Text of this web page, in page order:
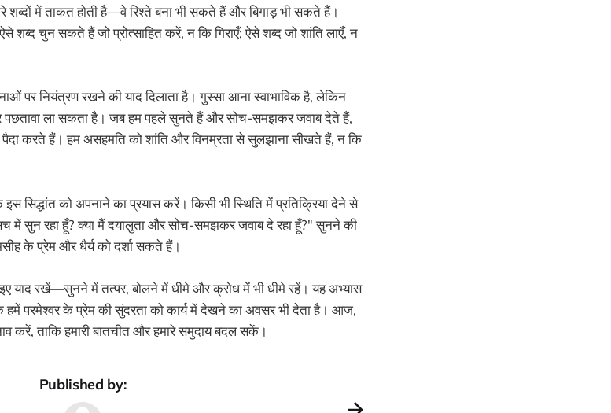
शब्दों में ताकत होती है—वे रिश्ते बना भी सकते हैं और बिगाड़ भी सकते हैं।
चुन सकते हैं जो प्रोत्साहित करें, न कि गिराएँ; ऐसे शब्द जो शांति लाएँ, न
पर नियंत्रण रखने की याद दिलाता है। गुस्सा आना स्वाभाविक है, लेकिन
पछतावा ला सकता है। जब हम पहले सुनते हैं और सोच-समझकर जवाब देते हैं,
करते हैं। हम असहमति को शांति और विनम्रता से सुलझाना सीखते हैं, न कि
सिद्धांत को अपनाने का प्रयास करें। किसी भी स्थिति में प्रतिक्रिया देने से
में सुन रहा हूँ? क्या मैं दयालुता और सोच-समझकर जवाब दे रहा हूँ?" सुनने की
के प्रेम और धैर्य को दर्शा सकते हैं।
रखें—सुनने में तत्पर, बोलने में धीमे और क्रोध में भी धीमे रहें। यह अभ्यास
हमें परमेश्वर के प्रेम की सुंदरता को कार्य में देखने का अवसर भी देता है। आज,
करें, ताकि हमारी बातचीत और हमारे समुदाय बदल सकें।
Published by: